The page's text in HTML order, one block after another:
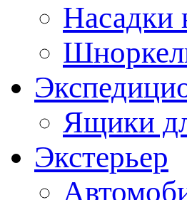
Насадки
Ящики
Экстерьер